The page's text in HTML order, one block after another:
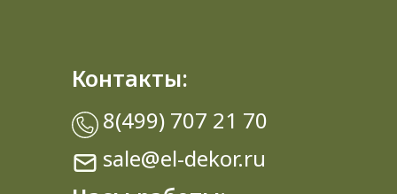
Контакты:
8(499) 707 21 70
sale@el-dekor.ru